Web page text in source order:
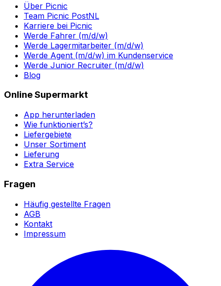
Über Picnic
Team Picnic PostNL
Karriere bei Picnic
Werde Fahrer (m/d/w)
Werde Lagermitarbeiter (m/d/w)
Werde Agent (m/d/w) im Kundenservice
Werde Junior Recruiter (m/d/w)
Blog
Online Supermarkt
App herunterladen
Wie funktioniert’s?
Liefergebiete
Unser Sortiment
Lieferung
Extra Service
Fragen
Häufig gestellte Fragen
AGB
Kontakt
Impressum